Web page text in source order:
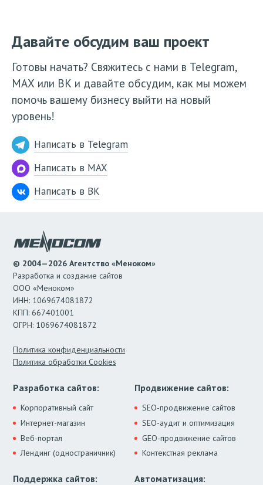
Давайте обсудим ваш проект
Готовы начать? Свяжитесь с нами в Telegram,
МАХ или ВК и давайте обсудим, как мы можем
помочь вашему бизнесу выйти на новый
уровень!
Написать в Telegram
Написать в MAX
Написать в ВК
© 2004—2026 Агентство «Меноком»
Разработка и создание сайтов
ООО «Меноком»
ИНН: 1069674081872
КПП: 667401001
ОГРН: 1069674081872
Политика конфиденциальности
Политика обработки Cookies
Разработка сайтов:
Корпоративный сайт
Интернет-магазин
Веб-портал
Лендинг (одностраничник)
Продвижение сайтов:
SEO-продвижение сайтов
SEO-аудит и оптимизация
GEO-продвижение сайтов
Контекстная реклама
Поддержка сайтов: Автоматизация: